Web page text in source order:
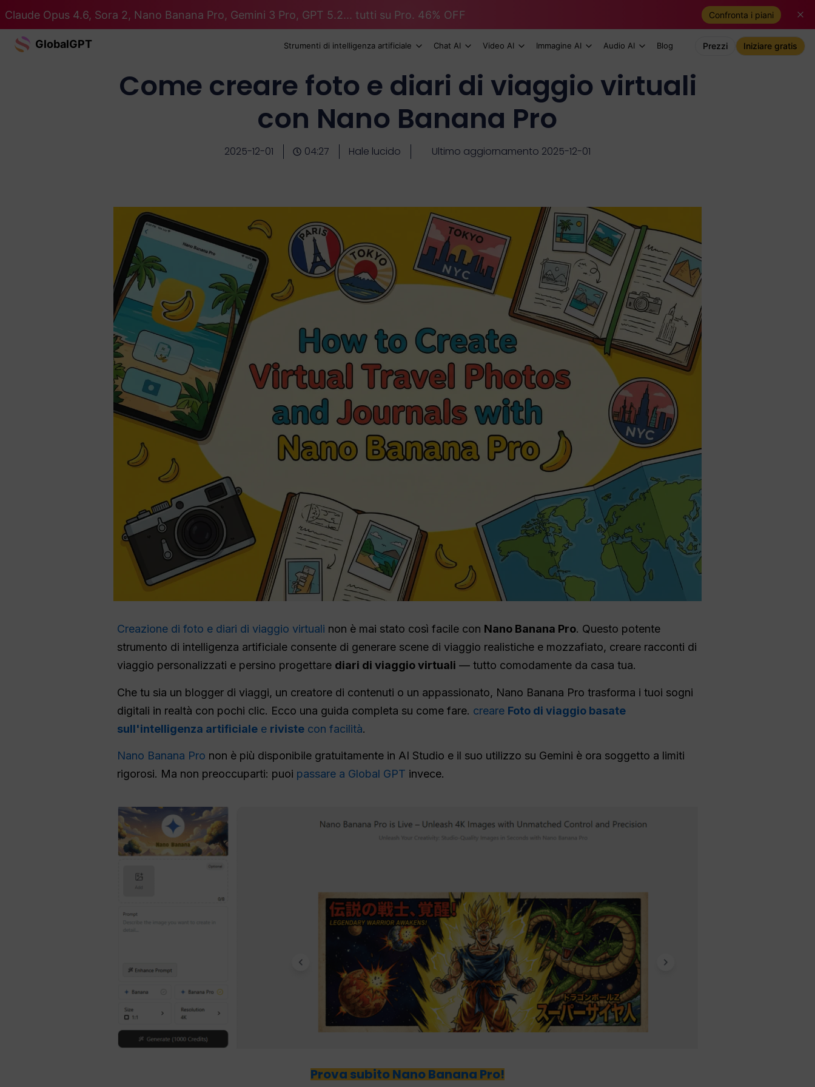
Claude Opus 4.6, Sora 2, Nano Banana Pro, Gemini 3 Pro, GPT 5.2... tutti su Pro. 46% OFF Confronta i piani
GlobalGPT Strumenti di intelligenza artificiale Chat AI Video AI Immagine AI Audio AI Blog Prezzi Iniziare gratis
Come creare foto e diari di viaggio virtuali
con Nano Banana Pro
2025-12-01 04:27 Hale lucido Ultimo aggiornamento 2025-12-01
Creazione di foto e diari di viaggio virtuali non è mai stato così facile con Nano Banana Pro. Questo potente
strumento di intelligenza artificiale consente di generare scene di viaggio realistiche e mozzafiato, creare racconti di
viaggio personalizzati e persino progettare diari di viaggio virtuali — tutto comodamente da casa tua.
Che tu sia un blogger di viaggi, un creatore di contenuti o un appassionato, Nano Banana Pro trasforma i tuoi sogni
digitali in realtà con pochi clic. Ecco una guida completa su come fare. creare Foto di viaggio basate
sull'intelligenza artificiale e riviste con facilità.
Nano Banana Pro non è più disponibile gratuitamente in AI Studio e il suo utilizzo su Gemini è ora soggetto a limiti
rigorosi. Ma non preoccuparti: puoi passare a Global GPT invece.
Prova subito Nano Banana Pro!